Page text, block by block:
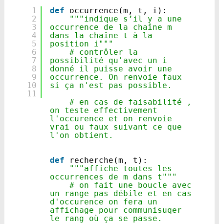
1
2
3
4
5
6
7
8
9
10
11
def
occurrence(m, t, i):
"""indique s’il y a une
occurrence de la chaîne m
dans la chaîne t à la
position i"""
# contrôler la
possibilité qu'avec un i
donné il puisse avoir une
occurrence. On renvoie faux
si ça n'est pas possible.
# en cas de faisabilité ,
on teste effectivement
l'occurence et on renvoie
vrai ou faux suivant ce que
l'on obtient.
def
recherche(m, t):
"""affiche toutes les
occurrences de m dans t"""
# on fait une boucle avec
un range pas débile et en cas
d'occurence on fera un
affichage pour communisuqer
le rang où ça se passe.